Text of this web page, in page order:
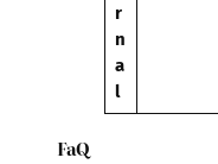
r
n
a
l
FaQ